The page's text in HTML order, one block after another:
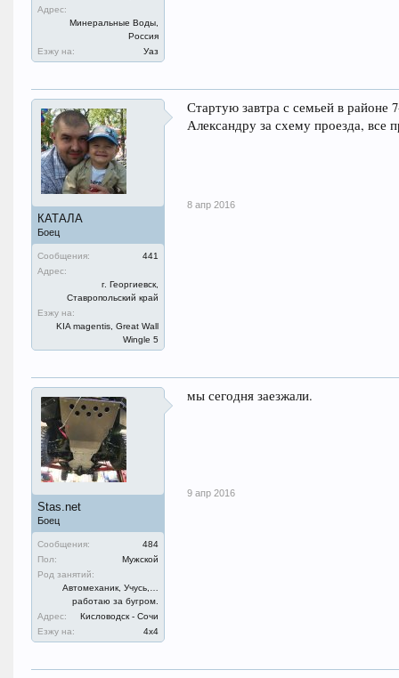
Адрес:
Минеральные Воды,
Россия
Езжу на:
Уаз
КАТАЛА
Боец
Сообщения:
441
Адрес:
г. Георгиевск,
Ставропольский край
Езжу на:
KIA magentis, Great Wall
Wingle 5
Стартую завтра с семьей в районе
Александру за схему проезда, все
8 апр 2016
Stas.net
Боец
Сообщения:
484
Пол:
Мужской
Род занятий:
Автомеханик, Учусь,…
работаю за бугром.
Адрес:
Кисловодск - Сочи
Езжу на:
4х4
мы сегодня заезжали.
9 апр 2016